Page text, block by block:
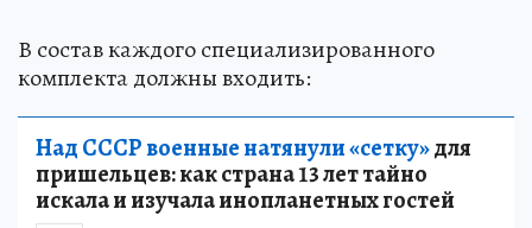
В состав каждого специализированного
комплекта должны входить:
Над СССР военные натянули «сетку»для
пришельцев: как страна 13 лет тайно
искала и изучала инопланетных гостей